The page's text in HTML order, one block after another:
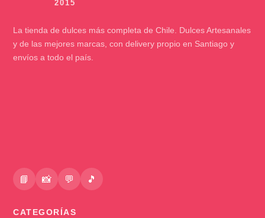
La tienda de dulces más completa de Chile. Dulces Artesanales
y de las mejores marcas, con delivery propio en Santiago y
envíos a todo el país.
📘 📸 💬 🎵
CATEGORÍAS